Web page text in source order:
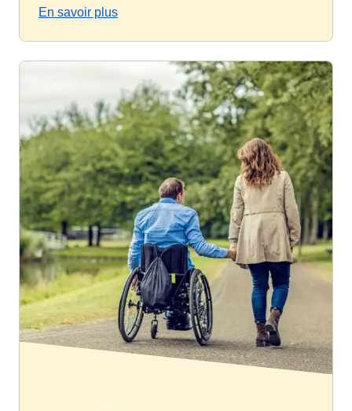
En savoir plus